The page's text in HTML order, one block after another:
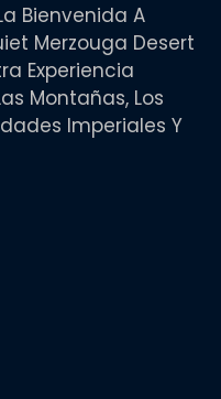
Merzouga Desert
Experiencia
Montañas, Los
Imperiales Y